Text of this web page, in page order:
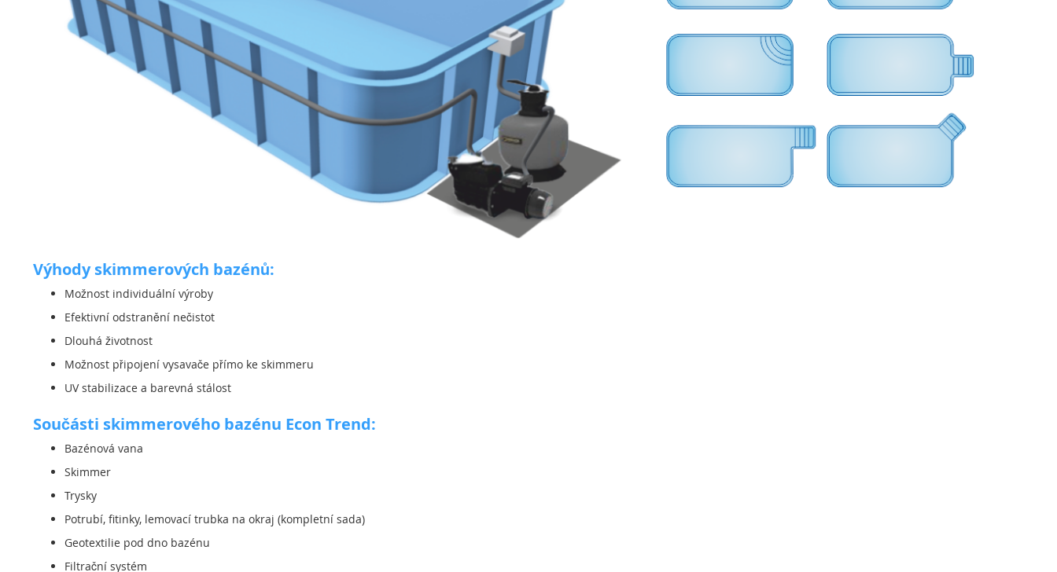
Výhody skimmerových bazénů:
Možnost individuální výroby
Efektivní odstranění nečistot
Dlouhá životnost
Možnost připojení vysavače přímo ke skimmeru
UV stabilizace a barevná stálost
Součásti skimmerového bazénu Econ Trend:
Bazénová vana
Skimmer
Trysky
Potrubí, fitinky, lemovací trubka na okraj (kompletní sada)
Geotextilie pod dno bazénu
Filtrační systém